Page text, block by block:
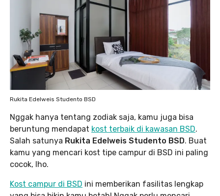
Rukita Edelweis Studento BSD
Nggak hanya tentang zodiak saja, kamu juga bisa
beruntung mendapat kost terbaik di kawasan BSD.
Salah satunya Rukita Edelweis Studento BSD. Buat
kamu yang mencari kost tipe campur di BSD ini paling
cocok, lho.
Kost campur di BSD ini memberikan fasilitas lengkap